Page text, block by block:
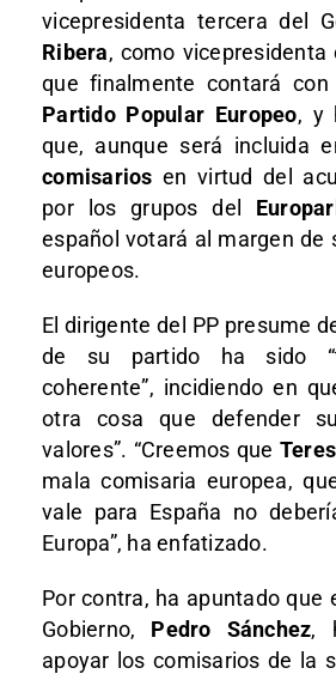
vicepresidenta tercera del
Ribera, como vicepresidenta
que finalmente contará con
Partido Popular Europeo, y
que, aunque será incluida
comisarios en virtud del
por los grupos del
español votará al margen de
europeos.
El dirigente del PP presume
de su partido ha sido
coherente”, incidiendo en
otra cosa que defender
valores”. “Creemos que
mala comisaria europea,
vale para España no
Europa”, ha enfatizado.
Por contra, ha apuntado que
Gobierno, Pedro Sánchez,
apoyar los comisarios de la